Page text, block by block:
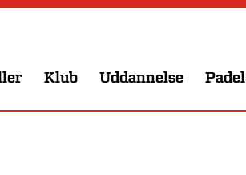
Klub Uddannelse Padel